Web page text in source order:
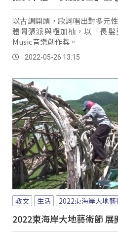
以古調開頭，歌詞唱出對多元
體鬧張派與橙加柚，以「長
Music音樂創作獎。
2022-05-26 13:15
教文 生活 2022東海岸大地藝
2022東海岸大地藝術節 展